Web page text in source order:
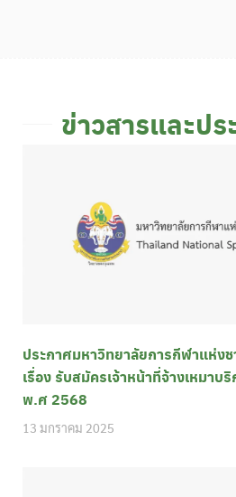
ข่าวสารและป
ประกาศมหาวิทยาลัยการกีฬาแห่ง
เรื่อง รับสมัครเจ้าหน้าที่จ้างเหมาบ
พ.ศ 2568
13 มกราคม 2025